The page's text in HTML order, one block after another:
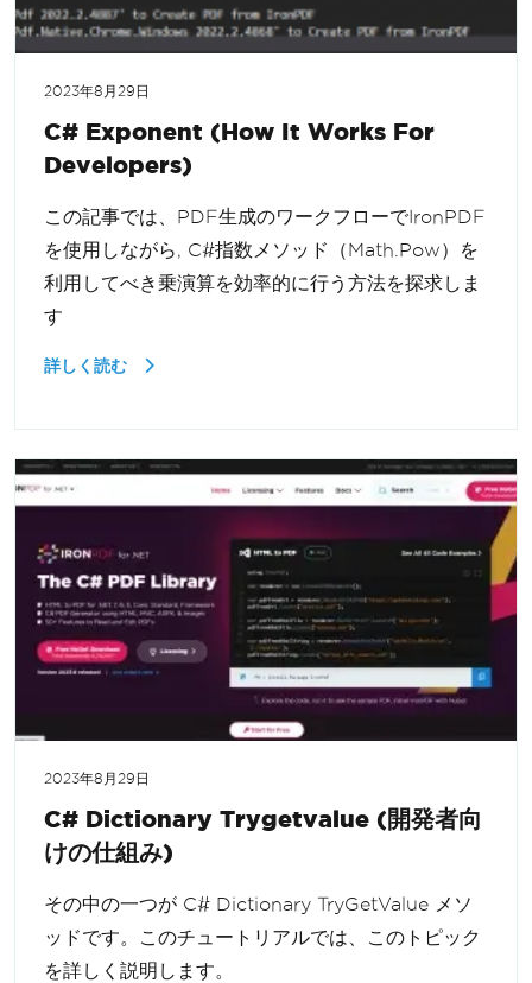
2023年8月29日
C# Exponent (How It Works For
Developers)
この記事では、PDF生成のワークフローでIronPDF
を使用しながら, C#指数メソッド（Math.Pow）を
利用してべき乗演算を効率的に行う方法を探求しま
す
詳しく読む
2023年8月29日
C# Dictionary Trygetvalue (開発者向
けの仕組み)
その中の一つが C# Dictionary TryGetValue メソ
ッドです。このチュートリアルでは、このトピック
を詳しく説明します。